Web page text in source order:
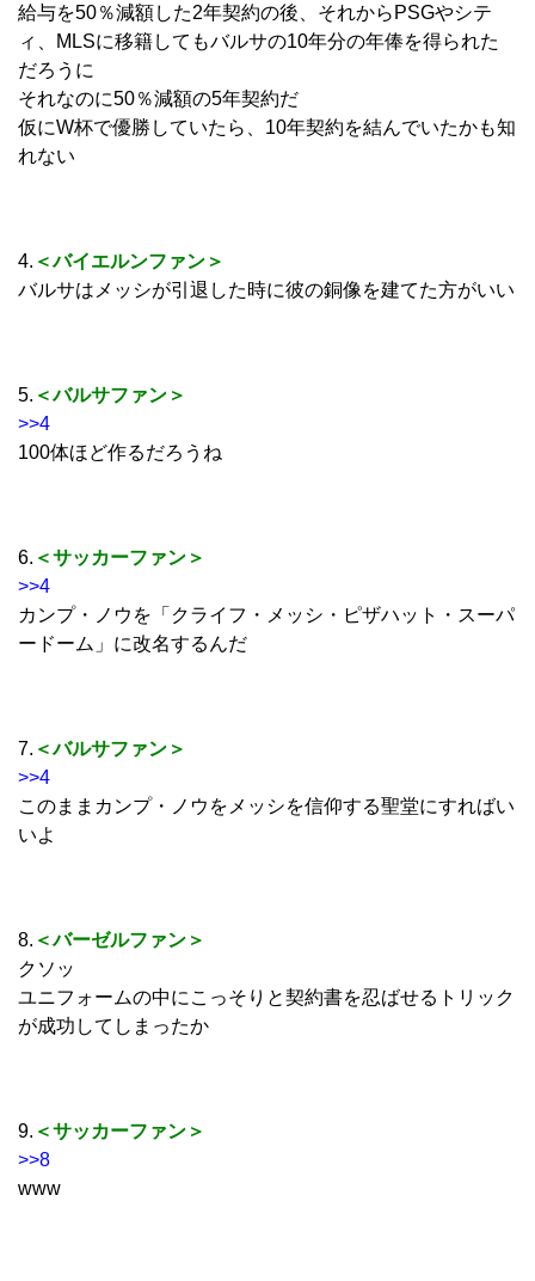
給与を50％減額した2年契約の後、それからPSGやシテ
ィ、MLSに移籍してもバルサの10年分の年俸を得られた
だろうに
それなのに50％減額の5年契約だ
仮にW杯で優勝していたら、10年契約を結んでいたかも知
れない
4. ＜バイエルンファン＞
バルサはメッシが引退した時に彼の銅像を建てた方がいい
5. ＜バルサファン＞
>>4
100体ほど作るだろうね
6. ＜サッカーファン＞
>>4
カンプ・ノウを「クライフ・メッシ・ピザハット・スーパ
ードーム」に改名するんだ
7. ＜バルサファン＞
>>4
このままカンプ・ノウをメッシを信仰する聖堂にすればい
いよ
8. ＜バーゼルファン＞
クソッ
ユニフォームの中にこっそりと契約書を忍ばせるトリック
が成功してしまったか
9. ＜サッカーファン＞
>>8
www